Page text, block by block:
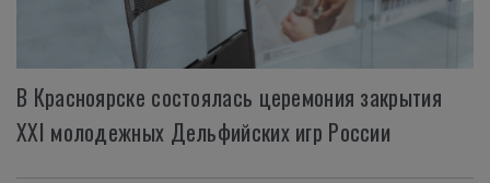
В Красноярске состоялась церемония закрытия
XXI молодежных Дельфийских игр России